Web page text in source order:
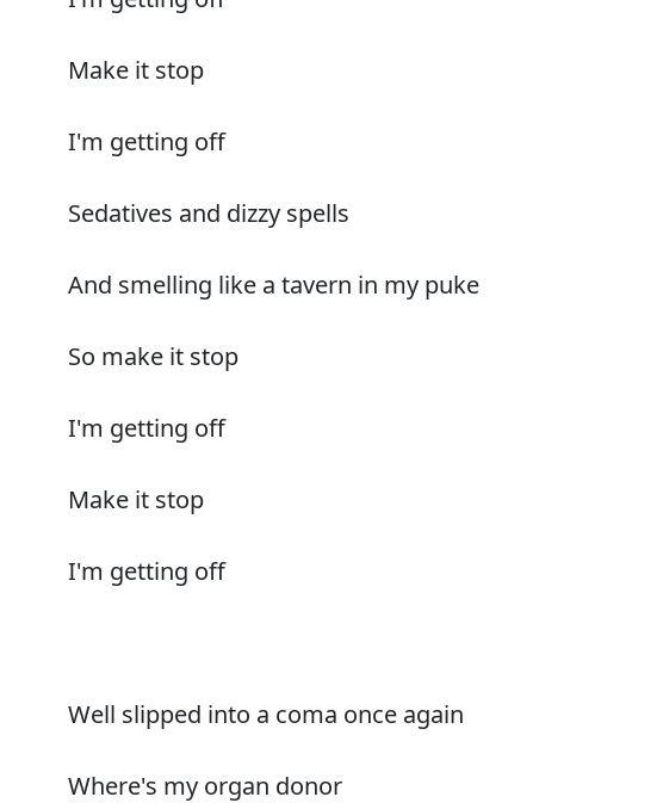
Make it stop
I'm getting off
Sedatives and dizzy spells
And smelling like a tavern in my puke
So make it stop
I'm getting off
Make it stop
I'm getting off
Well slipped into a coma once again
Where's my organ donor